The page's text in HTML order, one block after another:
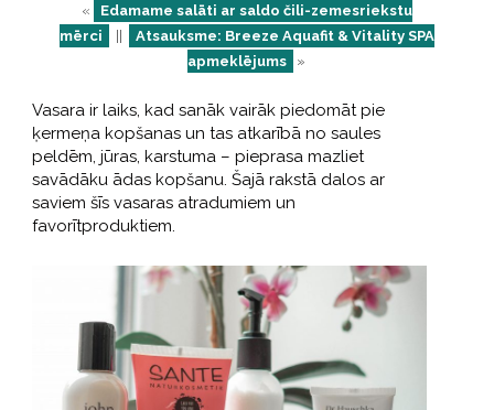
«
Edamame salāti ar saldo čili-zemesriekstu
mērci
Atsauksme: Breeze Aquafit & Vitality SPA
apmeklējums
»
Vasara ir laiks, kad sanāk vairāk piedomāt pie
ķermeņa kopšanas un tas atkarībā no saules
peldēm, jūras, karstuma – pieprasa mazliet
savādāku ādas kopšanu. Šajā rakstā dalos ar
saviem šīs vasaras atradumiem un
favorītproduktiem.